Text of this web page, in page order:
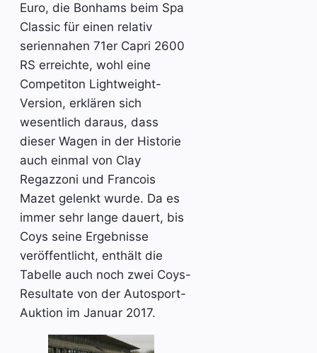
Euro, die Bonhams beim Spa
Classic für einen relativ
seriennahen 71er Capri 2600
RS erreichte, wohl eine
Competiton Lightweight-
Version, erklären sich
wesentlich daraus, dass
dieser Wagen in der Historie
auch einmal von Clay
Regazzoni und Francois
Mazet gelenkt wurde. Da es
immer sehr lange dauert, bis
Coys seine Ergebnisse
veröffentlicht, enthält die
Tabelle auch noch zwei Coys-
Resultate von der Autosport-
Auktion im Januar 2017.